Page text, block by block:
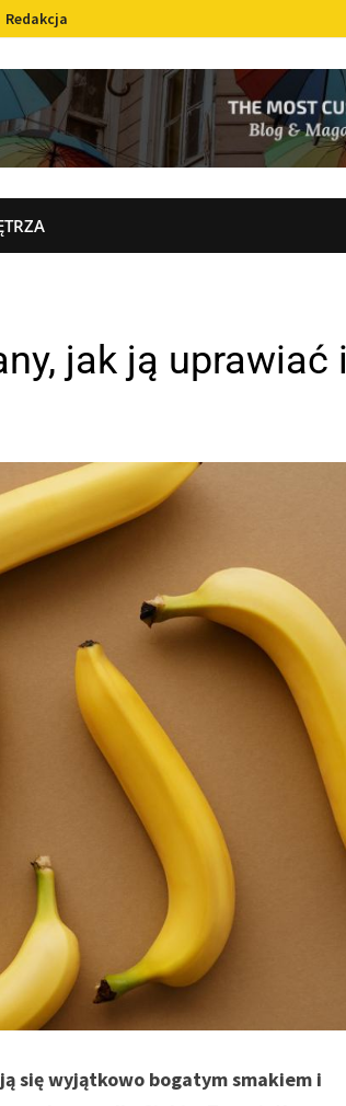
Redakcja
jak ją uprawiać
się wyjątkowo bogatym smakiem i